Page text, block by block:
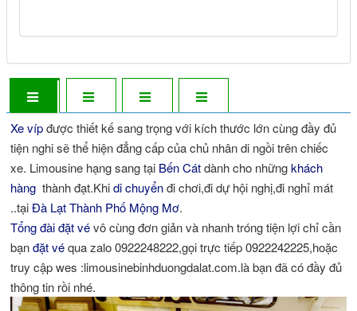
Xe vípđược thiết kế sang trọng với kích thước lớn cùng đầy đủ
tiện nghi sẽ thể hiện đẳng cấp của chủ nhân di ngồi trên chiếc
xe. Limousine hạng sang tại Bến Cátdành cho nhữngkhách
hàng thành đạt.Khidi chuyểnđi chơi,đi dự hội nghị,đi nghỉ mát
..tạiĐà Lạt Thành Phố Mộng Mơ.
Tổng đài đặt vévô cùng đơn giản và nhanh tróng tiện lợi chỉ cần
bạnđặt véqua zalo 0922248222,gọi trực tiếp 0922242225,hoặc
truy cập wes :limousinebinhduongdalat.com.là bạn đã có đầy đủ
thông tin rồi nhé.